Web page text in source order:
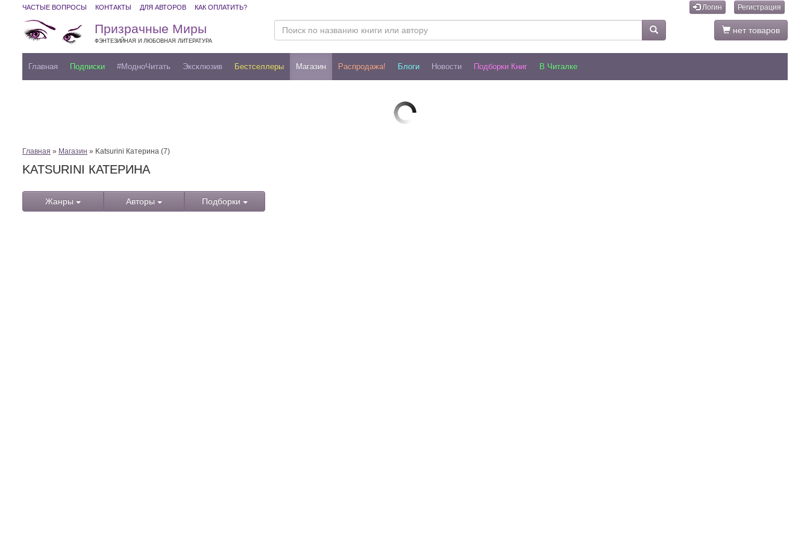
ЧАСТЫЕ ВОПРОСЫ КОНТАКТЫ ДЛЯ АВТОРОВ КАК ОПЛАТИТЬ? Логин Регистрация
Призрачные Миры
ФЭНТЕЗИЙНАЯ И ЛЮБОВНАЯ ЛИТЕРАТУРА
нет товаров
Главная Подписки #МодноЧитать Эксклюзив Бестселлеры Магазин Распродажа! Блоги Новости Подборки Книг В Читалке
Главная » Магазин » Katsurini Катерина (7)
KATSURINI КАТЕРИНА
Жанры Авторы Подборки